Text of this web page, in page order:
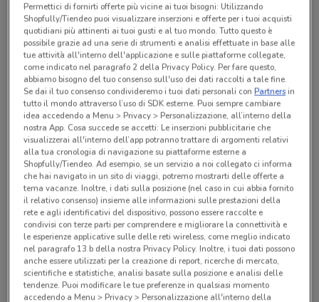
Tutte le promozioni di questo negozio
Ci dispiace, al momento non abbiamo pubblicato
volantini nella tua zona. Riprova più tardi.
Permettici di fornirti offerte più vicine ai tuoi bisogni: Utilizzando
Shopfully/Tiendeo puoi visualizzare inserzioni e offerte per i tuoi acquisti
quotidiani più attinenti ai tuoi gusti e al tuo mondo. Tutto questo è
possibile grazie ad una serie di strumenti e analisi effettuate in base alle
tue attività all'interno dell'applicazione e sulle piattaforme collegate,
come indicato nel paragrafo 2 della Privacy Policy. Per fare questo,
abbiamo bisogno del tuo consenso sull'uso dei dati raccolti a tale fine.
Se dai il tuo consenso condivideremo i tuoi dati personali conPartnersin
tutto il mondo attraverso l’uso di SDK esterne. Puoi sempre cambiare
idea accedendo a Menu > Privacy > Personalizzazione, all’interno della
nostra App. Cosa succede se accetti: Le inserzioni pubblicitarie che
visualizzerai all'interno dell’app potranno trattare di argomenti relativi
alla tua cronologia di navigazione su piattaforme esterne a
Shopfully/Tiendeo. Ad esempio, se un servizio a noi collegato ci informa
che hai navigato in un sito di viaggi, potremo mostrarti delle offerte a
tema vacanze. Inoltre, i dati sulla posizione (nel caso in cui abbia fornito
il relativo consenso) insieme alle informazioni sulle prestazioni della
rete e agli identificativi del dispositivo, possono essere raccolte e
condivisi con terze parti per comprendere e migliorare la connettività e
le esperienze applicative sulle delle reti wireless, come meglio indicato
nel paragrafo 13.b della nostra Privacy Policy. Inoltre, i tuoi dati possono
anche essere utilizzati per la creazione di report, ricerche di mercato,
scientifiche e statistiche, analisi basate sulla posizione e analisi delle
tendenze. Puoi modificare le tue preferenze in qualsiasi momento
accedendo a Menu > Privacy > Personalizzazione all'interno della